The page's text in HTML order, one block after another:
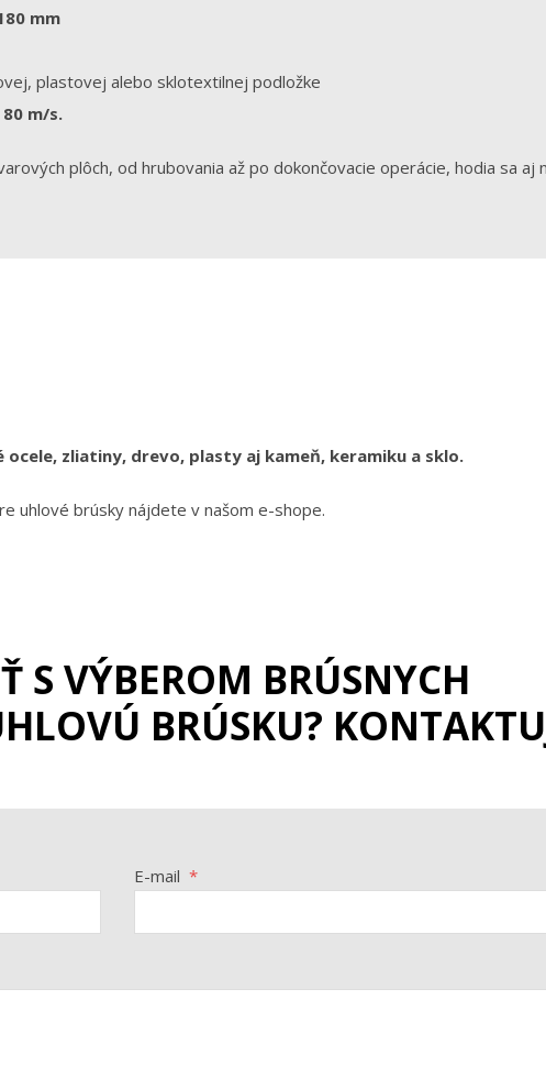
mm
plastovej alebo sklotextilnej podložke
80 m/s.
plôch, od hrubovania až po dokončovacie operácie, hodia sa aj
ocele, zliatiny, drevo, plasty aj kameň, keramiku a sklo.
uhlové brúsky nájdete v našom e-shope.
S VÝBEROM BRÚSNYCH
BRÚSKU?
E-mail *